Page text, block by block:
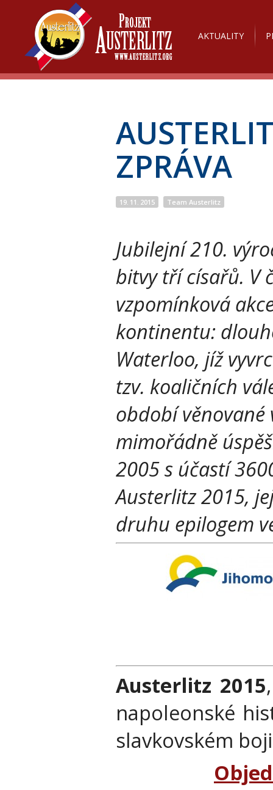
AKTUALITY
ZPRÁVA
19. 11. 2015 Team Austerlitz
Jubilejní 210.
bitvy tří císařů. V
vzpomínková
kontinentu:
Waterloo, jíž
tzv. koaličních
období věnované
mimořádně
2005 s účastí
Austerlitz 2015,
druhu epilogem
Austerlitz 2015
napoleonské
slavkovském